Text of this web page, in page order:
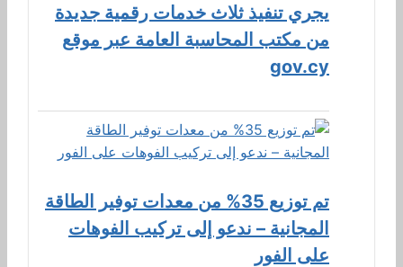
يجري تنفيذ ثلاث خدمات رقمية جديدة
من مكتب المحاسبة العامة عبر موقع
gov.cy
تم توزيع 35% من معدات توفير الطاقة
المجانية – ندعو إلى تركيب الفوهات
على الفور